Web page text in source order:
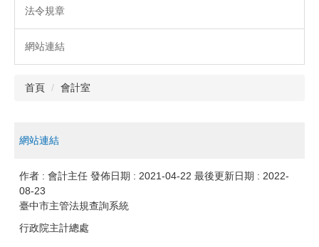
法令規章
網站連結
首頁 會計室
網站連結
作者 : 會計主任 發佈日期 : 2021-04-22 最後更新日期 : 2022-
08-23
臺中市主管法規查詢系統
行政院主計總處